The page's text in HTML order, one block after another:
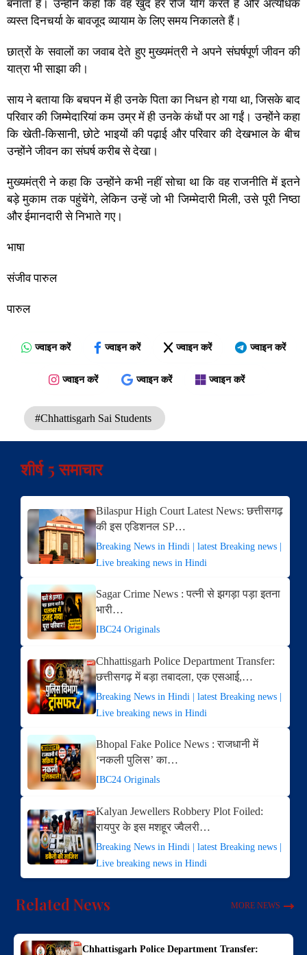
बनाता है। उन्होंने कहा कि वह खुद हर रोज योग करते हैं और अत्यधिक
व्यस्त दिनचर्या के बावजूद व्यायाम के लिए समय निकालते हैं।
छात्रों के सवालों का जवाब देते हुए मुख्यमंत्री ने अपने संघर्षपूर्ण जीवन की
यात्रा भी साझा की।
साय ने बताया कि बचपन में ही उनके पिता का निधन हो गया था, जिसके बाद
परिवार की जिम्मेदारियां कम उम्र में ही उनके कंधों पर आ गईं। उन्होंने कहा
कि खेती-किसानी, छोटे भाइयों की पढ़ाई और परिवार की देखभाल के बीच
उन्होंने जीवन का संघर्ष करीब से देखा।
मुख्यमंत्री ने कहा कि उन्होंने कभी नहीं सोचा था कि वह राजनीति में इतने
बड़े मुकाम तक पहुंचेंगे, लेकिन उन्हें जो भी जिम्मेदारी मिली, उसे पूरी निष्ठा
और ईमानदारी से निभाते गए।
भाषा
संजीव पारुल
पारुल
ज्वाइन करें ज्वाइन करें ज्वाइन करें ज्वाइन करें
ज्वाइन करें ज्वाइन करें ज्वाइन करें
#Chhattisgarh Sai Students
शीर्ष 5 समाचार
Bilaspur High Court Latest News: छत्तीसगढ़
की इस एडिशनल SP…
Breaking News in Hindi | latest Breaking news |
Live breaking news in Hindi
Sagar Crime News : पत्नी से झगड़ा पड़ा इतना
भारी…
IBC24 Originals
Chhattisgarh Police Department Transfer:
छत्तीसगढ़ में बड़ा तबादला, एक एसआई,…
Breaking News in Hindi | latest Breaking news |
Live breaking news in Hindi
Bhopal Fake Police News : राजधानी में
‘नकली पुलिस’ का…
IBC24 Originals
Kalyan Jewellers Robbery Plot Foiled:
रायपुर के इस मशहूर ज्वैलरी…
Breaking News in Hindi | latest Breaking news |
Live breaking news in Hindi
Related News MORE NEWS
Chhattisgarh Police Department Transfer: